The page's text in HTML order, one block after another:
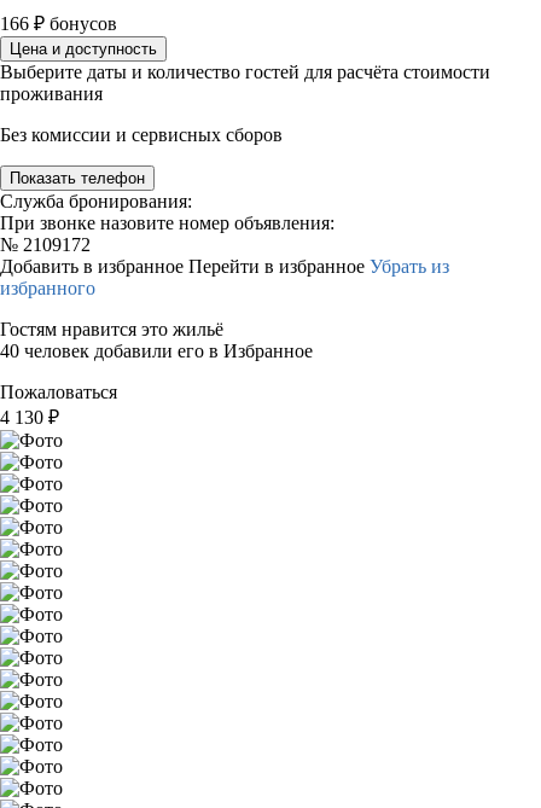
166 ₽ бонусов
Цена и доступность
Выберите даты и количество гостей для расчёта стоимости
проживания
Без комиссии и сервисных сборов
Показать телефон
Служба бронирования:
При звонке назовите номер объявления:
№ 2109172
Добавить в избранное Перейти в избранное Убрать из
избранного
Гостям нравится это жильё
40 человек добавили его в Избранное
Пожаловаться
4 130 ₽